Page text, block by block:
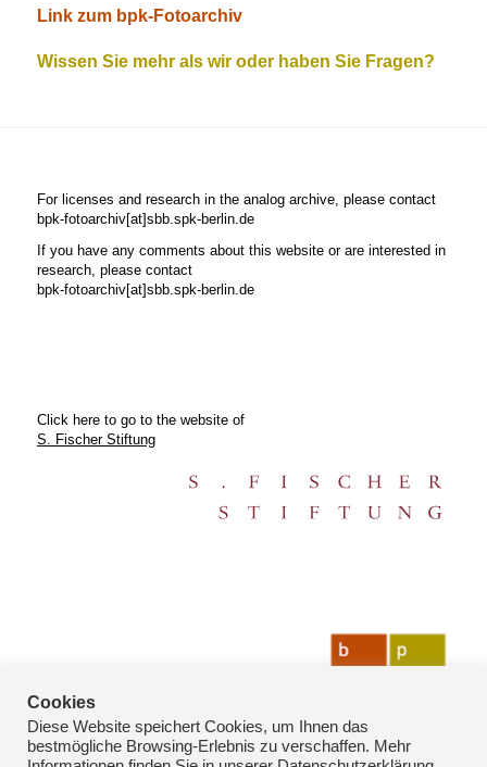
Link zum bpk-Fotoarchiv
Wissen Sie mehr als wir oder haben Sie Fragen?
For licenses and research in the analog archive, please contact
bpk-fotoarchiv[at]sbb.spk-berlin.de
If you have any comments about this website or are interested in
research, please contact
bpk-fotoarchiv[at]sbb.spk-berlin.de
Click here to go to the website of
S. Fischer Stiftung
Cookies
Diese Website speichert Cookies, um Ihnen das
bestmögliche Browsing-Erlebnis zu verschaffen. Mehr